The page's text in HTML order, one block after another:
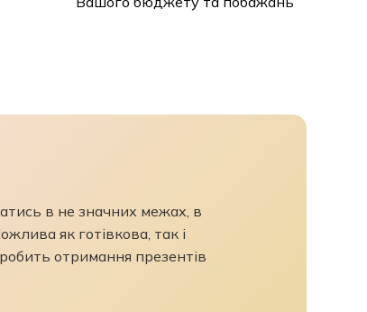
в не значних межах, в
як готівкова, так і
отримання презентів